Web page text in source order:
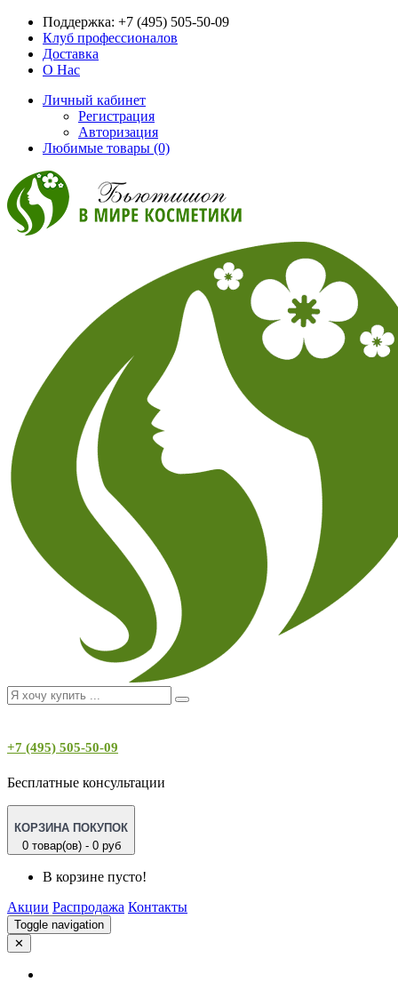
Поддержка: +7 (495) 505-50-09
Клуб профессионалов
Доставка
О Нас
Личный кабинет
Регистрация
Авторизация
Любимые товары (0)
+7 (495) 505-50-09
Бесплатные консультации
КОРЗИНА ПОКУПОК
0 товар(ов) - 0 руб
В корзине пусто!
Акции Распродажа Контакты
Toggle navigation
✕